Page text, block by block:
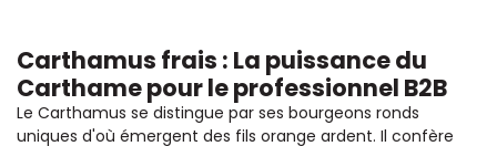
Carthamus frais : La puissance du
Carthame pour le professionnel B2B
Le Carthamus se distingue par ses bourgeons ronds
uniques d'où émergent des fils orange ardent. Il confère